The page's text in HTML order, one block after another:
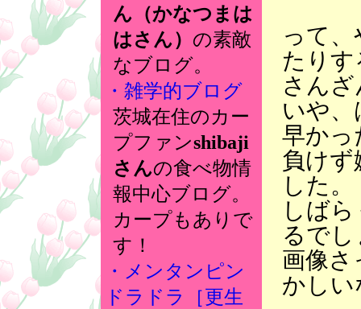
ん（かなつまは
はさん） の素敵
なブログ。
・雑学的ブログ
茨城在住のカー
プファンshibaji
さんの食べ物情
報中心ブログ。
カープもありで
す！
・メンタンピン
ドラドラ［更生
って
たり
さん
いや
早かっ
負けず
した。
しば
るで
画像さ
かしい